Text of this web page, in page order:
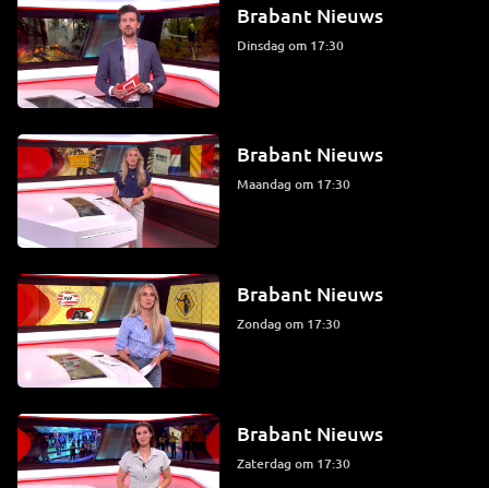
Brabant Nieuws
dinsdag om 17:30
Brabant Nieuws
maandag om 17:30
Brabant Nieuws
zondag om 17:30
Brabant Nieuws
zaterdag om 17:30